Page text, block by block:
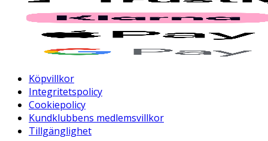
Köpvillkor
Integritetspolicy
Cookiepolicy
Kundklubbens medlemsvillkor
Tillgänglighet